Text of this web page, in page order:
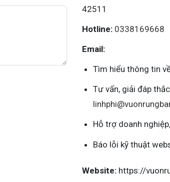
42511
Hotline: 0338169668
Email:
Tìm hiểu thông tin
Tư vấn, giải đáp
Hỗ trợ doanh
Báo lỗi kỹ thuật
Website: https://